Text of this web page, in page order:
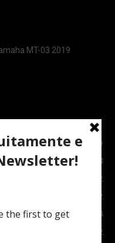
MT-03 2019
7089
3764
2082
1852
1024
972